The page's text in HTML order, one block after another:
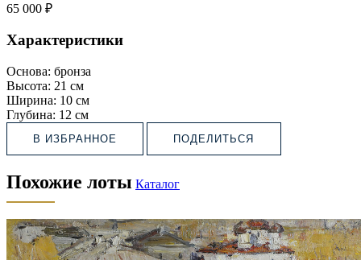
65 000 ₽
Характеристики
Основа: бронза
Высота: 21 см
Ширина: 10 см
Глубина: 12 см
В ИЗБРАННОЕ ПОДЕЛИТЬСЯ
Похожие лоты Каталог